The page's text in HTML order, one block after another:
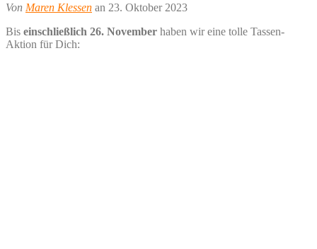
Von Maren Klessen an 23. Oktober 2023
Bis einschließlich 26. November haben wir eine tolle Tassen-
Aktion für Dich: